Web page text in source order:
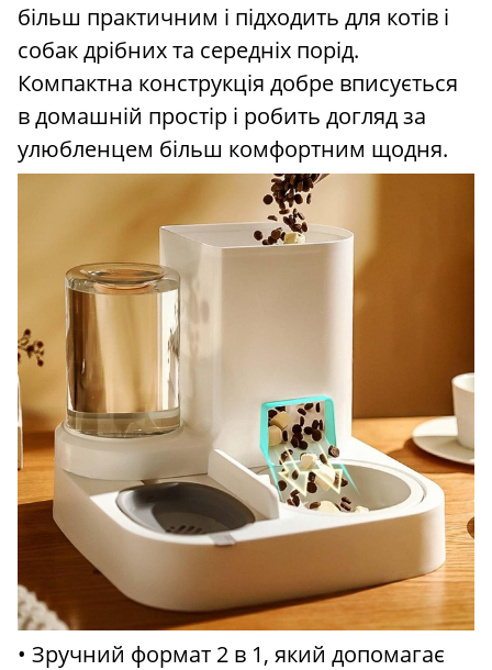
більш практичним і підходить для котів і
собак дрібних та середніх порід.
Компактна конструкція добре вписується
в домашній простір і робить догляд за
улюбленцем більш комфортним щодня.
• Зручний формат 2 в 1, який допомагає